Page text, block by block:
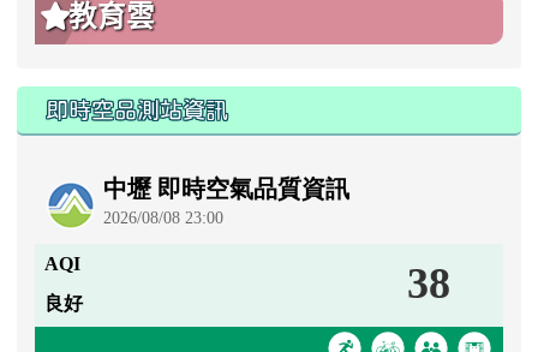
教育雲
即時空品測站資訊